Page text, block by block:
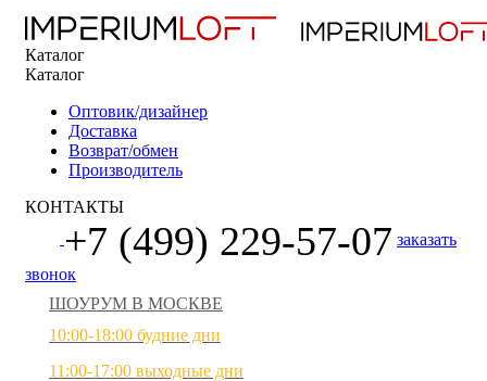
Каталог
Каталог
Оптовик/дизайнер
Доставка
Возврат/обмен
Производитель
КОНТАКТЫ
+7 (499) 229-57-07 заказать
звонок
ШОУРУМ В МОСКВЕ
10:00-18:00 будние дни
11:00-17:00 выходные дни